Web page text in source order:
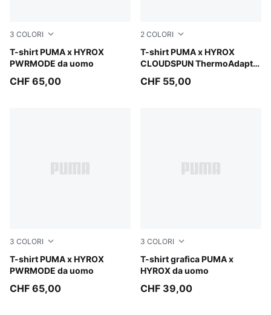
3 COLORI
T-shirt PUMA x HYROX
PWRMODE da uomo
Puma White
CHF 65,00
2 COLORI
T-shirt PUMA x HYROX
CLOUDSPUN ThermoAdapt
Intense Mint
CHF 55,00
3 COLORI
T-shirt PUMA x HYROX
PWRMODE da uomo
Puma Black
CHF 65,00
3 COLORI
T-shirt grafica PUMA x
HYROX da uomo
Mouse Gray
CHF 39,00